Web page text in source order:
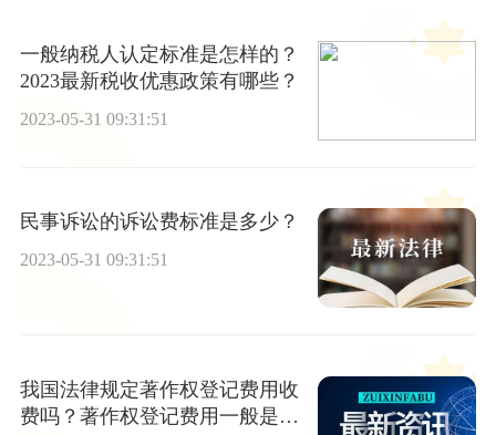
一般纳税人认定标准是怎样的？
2023最新税收优惠政策有哪些？
2023-05-31 09:31:51
民事诉讼的诉讼费标准是多少？
2023-05-31 09:31:51
我国法律规定著作权登记费用收
费吗？著作权登记费用一般是多